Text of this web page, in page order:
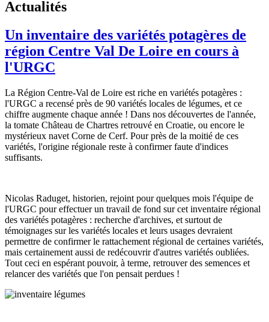
Actualités
Un inventaire des variétés potagères de
région Centre Val De Loire en cours à
l'URGC
La Région Centre-Val de Loire est riche en variétés potagères :
l'URGC a recensé près de 90 variétés locales de légumes, et ce
chiffre augmente chaque année ! Dans nos découvertes de l'année,
la tomate Château de Chartres retrouvé en Croatie, ou encore le
mystérieux navet Corne de Cerf. Pour près de la moitié de ces
variétés, l'origine régionale reste à confirmer faute d'indices
suffisants.
Nicolas Raduget, historien, rejoint pour quelques mois l'équipe de
l'URGC pour effectuer un travail de fond sur cet inventaire régional
des variétés potagères : recherche d'archives, et surtout de
témoignages sur les variétés locales et leurs usages devraient
permettre de confirmer le rattachement régional de certaines variétés,
mais certainement aussi de redécouvrir d'autres variétés oubliées.
Tout ceci en espérant pouvoir, à terme, retrouver des semences et
relancer des variétés que l'on pensait perdues !